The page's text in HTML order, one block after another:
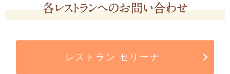
レストラン セリーナ